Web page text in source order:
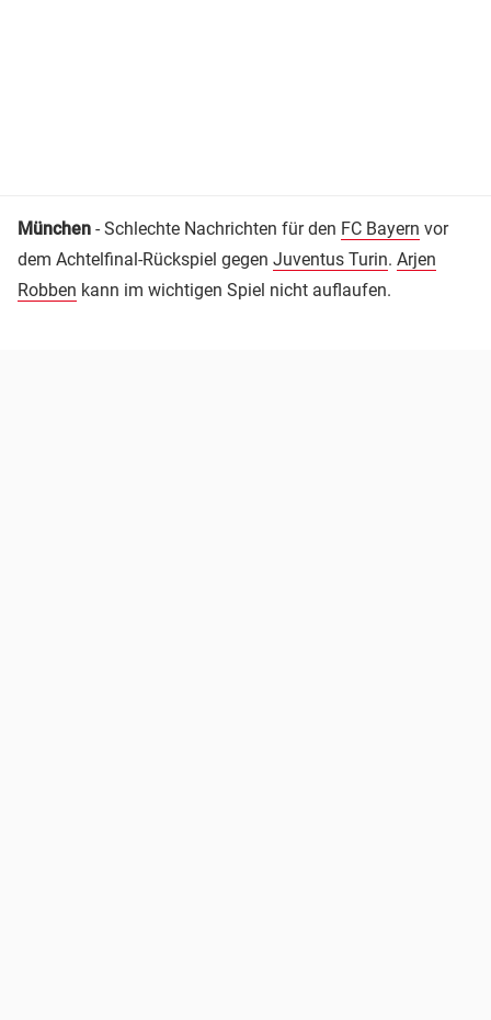
München - Schlechte Nachrichten für den FC Bayern vor
dem Achtelfinal-Rückspiel gegen Juventus Turin. Arjen
Robben kann im wichtigen Spiel nicht auflaufen.